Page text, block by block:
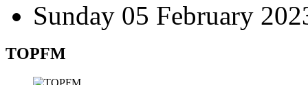
Sunday 05 February
TOPFM